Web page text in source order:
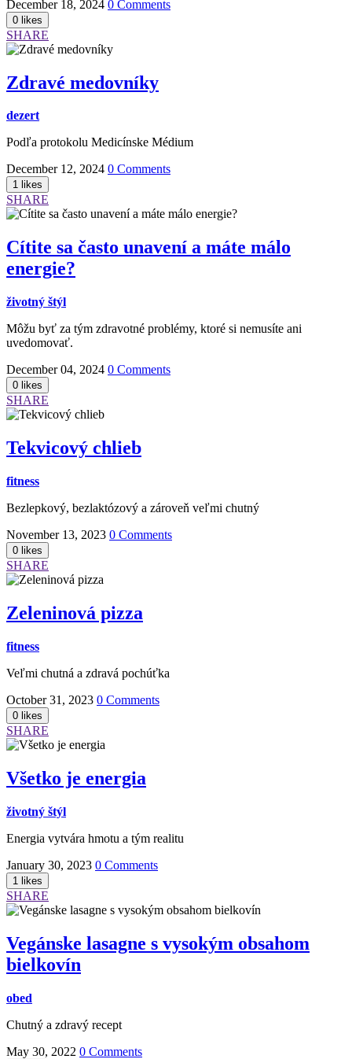
December 18, 2024 0 Comments
SHARE
Zdravé medovníky
dezert
Podľa protokolu Medicínske Médium
December 12, 2024 0 Comments
SHARE
Cítite sa často unavení a máte málo
energie?
životný štýl
Môžu byť za tým zdravotné problémy, ktoré si nemusíte ani
uvedomovať.
December 04, 2024 0 Comments
SHARE
Tekvicový chlieb
fitness
Bezlepkový, bezlaktózový a zároveň veľmi chutný
November 13, 2023 0 Comments
SHARE
Zeleninová pizza
fitness
Veľmi chutná a zdravá pochúťka
October 31, 2023 0 Comments
SHARE
Všetko je energia
životný štýl
Energia vytvára hmotu a tým realitu
January 30, 2023 0 Comments
SHARE
Vegánske lasagne s vysokým obsahom
bielkovín
obed
Chutný a zdravý recept
May 30, 2022 0 Comments